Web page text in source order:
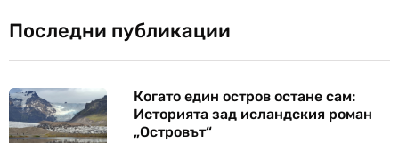
Последни публикации
Когато един остров остане сам:
Историята зад исландския роман
„Островът“